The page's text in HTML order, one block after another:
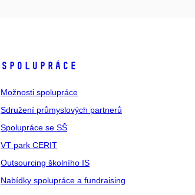
SPOLUPRÁCE
Možnosti spolupráce
Sdružení průmyslových partnerů
Spolupráce se SŠ
VT park CERIT
Outsourcing školního IS
Nabídky spolupráce a fundraising